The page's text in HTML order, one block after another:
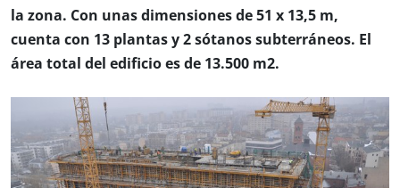
la zona. Con unas dimensiones de 51 x 13,5 m,
cuenta con 13 plantas y 2 sótanos subterráneos. El
área total del edificio es de 13.500 m2.